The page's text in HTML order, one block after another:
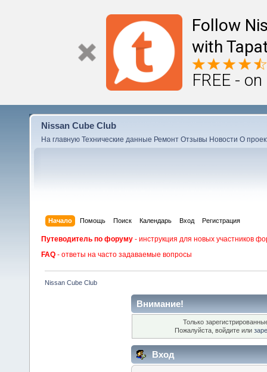
Follow
with
FREE -
Nissan Cube Club
На главную Технические данные Ремонт Отзывы Новости О
Начало Помощь Поиск Календарь Вход Регистрация
Путеводитель по форуму - инструкция для новых участников
FAQ - ответы на часто задаваемые вопросы
Nissan Cube Club
Внимание!
Только
Пожалуйста, войдите или
Вход